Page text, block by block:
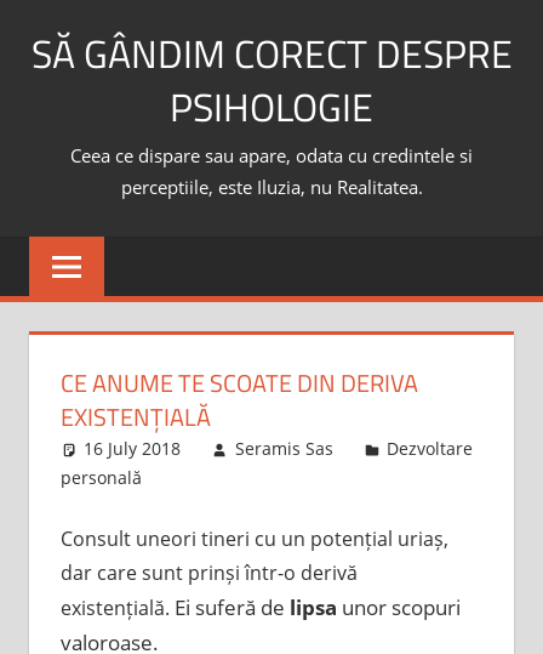
SĂ GÂNDIM CORECT DESPRE
PSIHOLOGIE
Ceea ce dispare sau apare, odata cu credintele si
perceptiile, este Iluzia, nu Realitatea.
CE ANUME TE SCOATE DIN DERIVA
EXISTENȚIALĂ
16 July 2018 Seramis Sas
Dezvoltare
personală
Consult uneori tineri cu un potențial uriaș,
dar care sunt prinși într-o derivă
existențială. Ei suferă de lipsa unor scopuri
valoroase.